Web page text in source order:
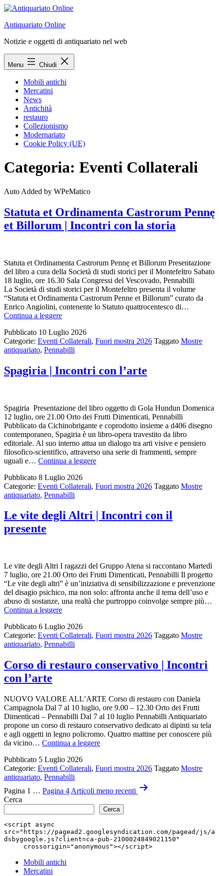
Salta
contenuto
Antiquariato Online
Notizie e oggetti di antiquariato nel web
Menu Chiudi
Mobili antichi
Mercatini
News
Antichità
restauro
Collezionismo
Modernariato
Cookie Policy (UE)
Categoria: Eventi Collaterali
Auto Added by WPeMatico
Statuta et Ordinamenta Castrorum Pennę
et Billorum | Incontri con la storia
Statuta et Ordinamenta Castrorum Pennę et Billorum Presentazione
del libro a cura della Società di studi storici per il Montefeltro Sabato
18 luglio, ore 16.30 Sala Congressi del Vescovado, Pennabilli
La Società di studi storici per il Montefeltro presenta il volume
“Statuta et Ordinamenta Castrorum Penne et Billorum” curato da
Enrico Angiolini, contenente lo Statuto quattrocentesco di…
Continua a leggereStatuta
Ordinamenta
Castrorum
Pennę
Billorum
|
storia
Pubblicato 10 Luglio 2026
Categorie: Eventi Collaterali, Fuori mostra 2026 Taggato Mostre
antiquariato, Pennabilli
Spagiria | Incontri con l’arte
Spagiria Presentazione del libro oggetto di Gola Hundun Domenica
12 luglio, ore 21.00 Orto dei Frutti Dimenticati, Pennabilli
Pubblicato da Cichinobrigante e coprodotto insieme a d406 disegno
contemporaneo, Spagiria è un libro-opera travestito da libro
editoriale. Al suo interno attua un dialogo tra arti visive e pensiero
filosofico-scientifico, attraverso una serie di frammenti, sempre
uguali e… Continua a leggereSpagiria
con
Pubblicato 8 Luglio 2026
Categorie: Eventi Collaterali, Fuori mostra 2026 Taggato Mostre
antiquariato, Pennabilli
Le vite degli Altri | Incontri con il
presente
Le vite degli Altri I ragazzi del Gruppo Atena si raccontano Martedì
7 luglio, ore 21.00 Orto dei Frutti Dimenticati, Pennabilli Il progetto
“Le vite degli altri” è un’iniziativa di sensibilizzazione e prevenzione
del disagio psichico, ma non solo: affronta anche il tema dell’uso e
abuso di sostanze, una realtà che purtroppo coinvolge sempre più…
Continua a leggereLe
degli
Altri
|
con
il
Pubblicato 6 Luglio 2026
Categorie: Eventi Collaterali, Fuori mostra 2026 Taggato Mostre
antiquariato, Pennabilli
Corso di restauro conservativo | Incontri
con l’arte
NUOVO VALORE ALL’ARTE Corso di restauro con Daniela
Campagnola Dal 7 al 10 luglio, ore 9.00 – 12.30 Orto dei Frutti
Dimenticati – Pennabilli Dal 7 al 10 luglio Pennabilli Antiquariato
propone un corso di restauro conservativo dedicato ai dipinti su tela
e agli oggetti in legno policromo. Quattro mattine per conoscere più
da vicino… Continua a leggereCorso
conservativo
con
l’arte
Pubblicato 5 Luglio 2026
Categorie: Eventi Collaterali, Fuori mostra 2026 Taggato Mostre
antiquariato, Pennabilli
Paginazione
degli
articoli
Pagina 1 … Pagina 4 Articoli meno recenti
Cerca
Cerca
<script async
src="https://pagead2.googlesyndication.com/pagead/js/a
dsbygoogle.js?client=ca-pub-2100024849021150"
     crossorigin="anonymous"></script>
Mobili antichi
Mercatini